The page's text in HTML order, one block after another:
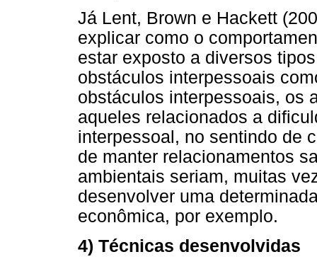
Já Lent, Brown e Hackett
explicar como o
estar exposto a diversos
obstáculos interpessoais
obstáculos interpessoais, os
aqueles relacionados a
interpessoal, no sentindo de
de manter relacionamentos
ambientais seriam, muitas
desenvolver uma
econômica, por exemplo.
4) Técnicas desenvolvidas